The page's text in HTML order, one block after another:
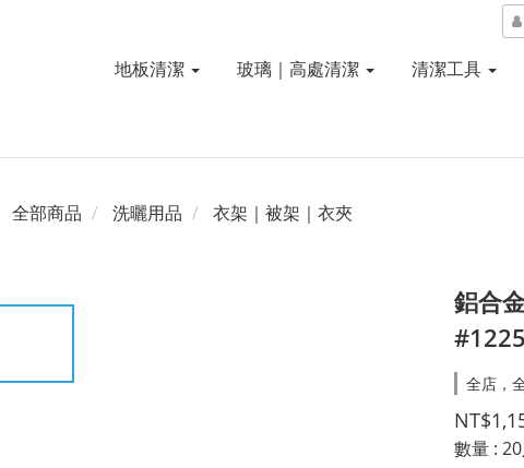
地板清潔 玻璃｜高處清潔 清潔工具
全部商品 洗曬用品 衣架｜被架｜衣夾
鋁合
全店，
數量 :